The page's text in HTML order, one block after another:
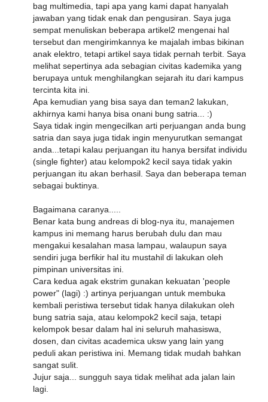
bag multimedia, tapi apa yang kami dapat hanyalah
jawaban yang tidak enak dan pengusiran. Saya juga
sempat menuliskan beberapa artikel2 mengenai hal
tersebut dan mengirimkannya ke majalah imbas bikinan
anak elektro, tetapi artikel saya tidak pernah terbit. Saya
melihat sepertinya ada sebagian civitas kademika yang
berupaya untuk menghilangkan sejarah itu dari kampus
tercinta kita ini.
Apa kemudian yang bisa saya dan teman2 lakukan,
akhirnya kami hanya bisa onani bung satria... :)
Saya tidak ingin mengecilkan arti perjuangan anda bung
satria dan saya juga tidak ingin menyurutkan semangat
anda...tetapi kalau perjuangan itu hanya bersifat individu
(single fighter) atau kelompok2 kecil saya tidak yakin
perjuangan itu akan berhasil. Saya dan beberapa teman
sebagai buktinya.
Bagaimana caranya.....
Benar kata bung andreas di blog-nya itu, manajemen
kampus ini memang harus berubah dulu dan mau
mengakui kesalahan masa lampau, walaupun saya
sendiri juga berfikir hal itu mustahil di lakukan oleh
pimpinan universitas ini.
Cara kedua agak ekstrim gunakan kekuatan 'people
power" (lagi) :) artinya perjuangan untuk membuka
kembali peristiwa tersebut tidak hanya dilakukan oleh
bung satria saja, atau kelompok2 kecil saja, tetapi
kelompok besar dalam hal ini seluruh mahasiswa,
dosen, dan civitas academica uksw yang lain yang
peduli akan peristiwa ini. Memang tidak mudah bahkan
sangat sulit.
Jujur saja... sungguh saya tidak melihat ada jalan lain
lagi.